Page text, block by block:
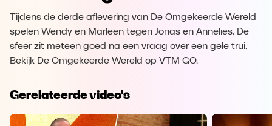
Tijdens de derde aflevering van De Omgekeerde Wereld
spelen Wendy en Marleen tegen Jonas en Annelies. De
sfeer zit meteen goed na een vraag over een gele trui.
Bekijk De Omgekeerde Wereld op VTM GO.
Gerelateerde video's